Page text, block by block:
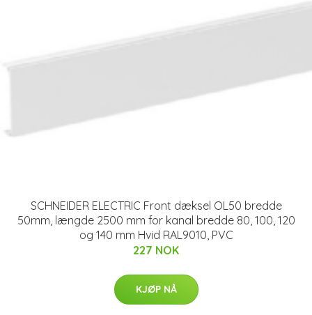
SCHNEIDER ELECTRIC Front dæksel OL50 bredde
50mm, længde 2500 mm for kanal bredde 80, 100, 120
og 140 mm Hvid RAL9010, PVC
227 NOK
KJØP NÅ